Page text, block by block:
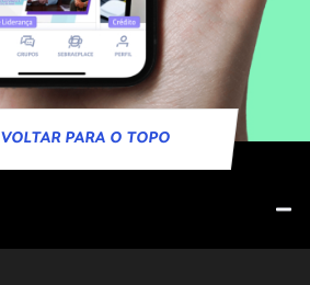
VOLTAR PARA O TOPO